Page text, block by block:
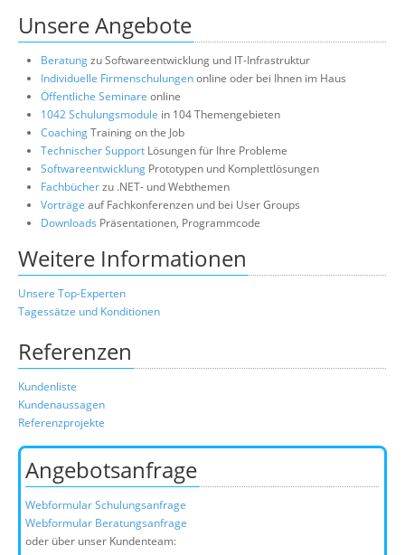
Unsere Angebote
Beratungzu Softwareentwicklung und IT-Infrastruktur
Individuelle Firmenschulungenonline oder bei Ihnen im Haus
Öffentliche Seminare online
1042 Schulungsmodule in 104 Themengebieten
CoachingTraining on the Job
Technischer Support Lösungen für Ihre Probleme
Softwareentwicklung Prototypen und Komplettlösungen
Fachbücherzu .NET- und Webthemen
Vorträge auf Fachkonferenzen und bei User Groups
Downloads Präsentationen, Programmcode
Weitere Informationen
Unsere Top-Experten
Tagessätze und Konditionen
Referenzen
Kundenliste
Kundenaussagen
Referenzprojekte
Angebotsanfrage
Webformular Schulungsanfrage
Webformular Beratungsanfrage
oder über unser Kundenteam: